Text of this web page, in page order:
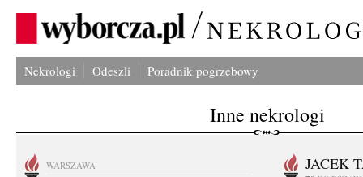
Nekrologi Odeszli Poradnik pogrzebowy
Inne nekrologi
WARSZAWA JACEK